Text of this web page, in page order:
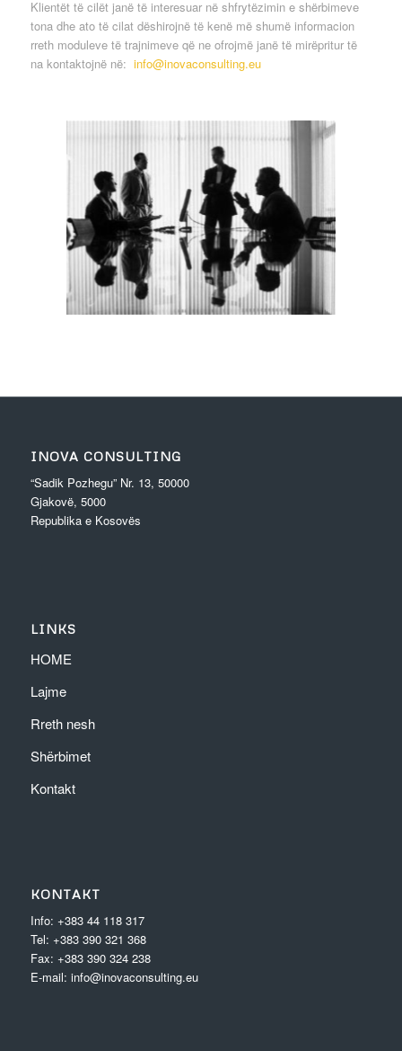
Klientët të cilët janë të interesuar në shfrytëzimin e shërbimeve
tona dhe ato të cilat dëshirojnë të kenë më shumë informacion
rreth moduleve të trajnimeve që ne ofrojmë janë të mirëpritur të
na kontaktojnë në: info@inovaconsulting.eu
INOVA CONSULTING
“Sadik Pozhegu” Nr. 13, 50000
Gjakovë, 5000
Republika e Kosovës
LINKS
HOME
Lajme
Rreth nesh
Shërbimet
Kontakt
KONTAKT
Info: +383 44 118 317
Tel: +383 390 321 368
Fax: +383 390 324 238
E-mail: info@inovaconsulting.eu